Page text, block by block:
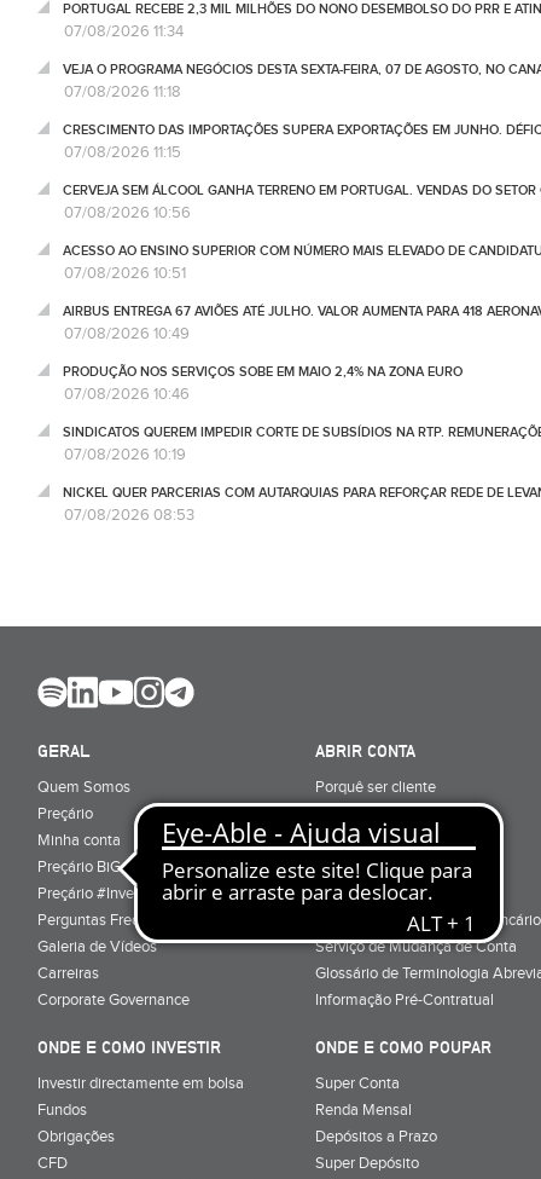
PORTUGAL RECEBE 2,3 MIL MILHÕES DO NONO DESEMBOLSO DO PRR E
07/08/2026 11:34
VEJA O PROGRAMA NEGÓCIOS DESTA SEXTA-FEIRA, 07 DE AGOSTO, NO
07/08/2026 11:18
CRESCIMENTO DAS IMPORTAÇÕES SUPERA EXPORTAÇÕES EM JUNHO.
07/08/2026 11:15
CERVEJA SEM ÁLCOOL GANHA TERRENO EM PORTUGAL. VENDAS DO
07/08/2026 10:56
ACESSO AO ENSINO SUPERIOR COM NÚMERO MAIS ELEVADO DE
07/08/2026 10:51
AIRBUS ENTREGA 67 AVIÕES ATÉ JULHO. VALOR AUMENTA PARA 418
07/08/2026 10:49
PRODUÇÃO NOS SERVIÇOS SOBE EM MAIO 2,4% NA ZONA EURO
07/08/2026 10:46
SINDICATOS QUEREM IMPEDIR CORTE DE SUBSÍDIOS NA RTP.
07/08/2026 10:19
NICKEL QUER PARCERIAS COM AUTARQUIAS PARA REFORÇAR REDE DE
07/08/2026 08:53
GERAL
Quem Somos
Preçário
Minha conta
Preçário BiG +
Preçário #Investe_no_Futuro
Perguntas Frequentes
Galeria de Vídeos
Carreiras
Corporate Governance
ABRIR CONTA
Porquê ser cliente
Particulares
Júnior (sub-18)
Empresas
Cartões
Conta Serviços Mínimos
Serviço de Mudança de Conta
Glossário de Terminologia
Informação Pré-Contratual
ONDE E COMO INVESTIR
Investir directamente em bolsa
Fundos
Obrigações
CFD
ONDE E COMO POUPAR
Super Conta
Renda Mensal
Depósitos a Prazo
Super Depósito